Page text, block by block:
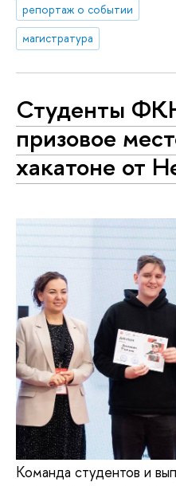
репортаж о событии
магистратура
Студенты
призовое
хакатоне от
Команда студентов и